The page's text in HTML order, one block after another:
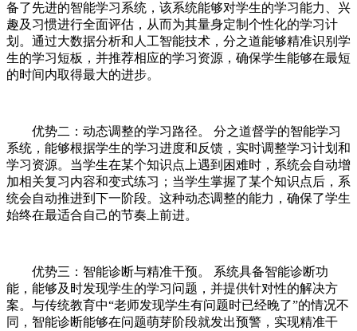
备了先进的智能学习系统，该系统能够对学生的学习能力、兴
趣及习惯进行全面评估，从而为其量身定制个性化的学习计
划。通过大数据分析和人工智能技术，分之道能够精准识别学
生的学习短板，并推荐相应的学习资源，确保学生能够在最短
的时间内取得最大的进步。
优势二：动态调整的学习路径。 分之道督学的智能学习
系统，能够根据学生的学习进度和反馈，实时调整学习计划和
学习资源。当学生在某个知识点上遇到困难时，系统会自动增
加相关复习内容和变式练习；当学生掌握了某个知识点后，系
统会自动推进到下一阶段。这种动态调整的能力，确保了学生
始终在最适合自己的节奏上前进。
优势三：智能诊断与精准干预。 系统具备智能诊断功
能，能够及时发现学生的学习问题，并提供针对性的解决方
案。与传统教育中“老师发现学生有问题时已经晚了”的情况不
同，智能诊断能够在问题萌芽阶段就发出预警，实现精准干